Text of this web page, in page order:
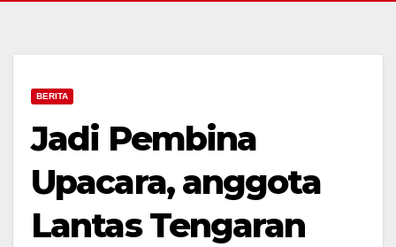
BERITA
Jadi Pembina
Upacara, anggota
Lantas Tengaran